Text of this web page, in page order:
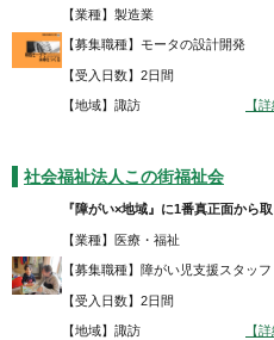
【業種】製造業
【募集職種】モータの設計開発
【受入日数】2日間
【地域】諏訪 【詳
社会福祉法人この街福祉会
『障がい×地域』に1番真正面から
【業種】医療・福祉
【募集職種】障がい児支援スタッフ
【受入日数】2日間
【地域】諏訪 【詳